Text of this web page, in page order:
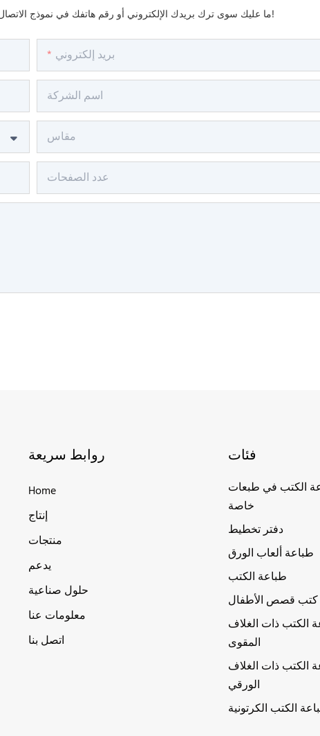
ما عليك سوى ترك بريدك الإلكتروني أو رقم هاتفك في نموذج الاتصال حتى نتمكن من إرسال عرض أسعار مجاني لمجموعتنا الواسعة من التصاميم!
بريد إلكتروني
اسم الشركة
مقاس
عدد الصفحات
روابط سريعة
Home
إنتاج
منتجات
يدعم
حلول صناعية
معلومات عنا
اتصل بنا
فئات
الكتب في طبعات
خاصة
دفتر تخطيط
طباعة ألعاب الورق
طباعة الكتب
كتب قصص الأطفال
الكتب ذات الغلاف
المقوى
الكتب ذات الغلاف
الورقي
الكتب الكرتونية